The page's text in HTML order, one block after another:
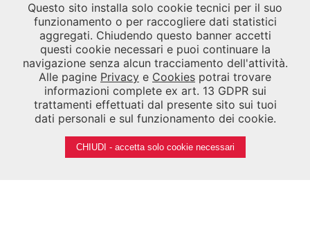
041 5218939
biblioteca.asac@labiennale.org
SEGUICI SU
Questo sito installa solo cookie tecnici per il suo
funzionamento o per raccogliere dati statistici
aggregati. Chiudendo questo banner accetti
questi cookie necessari e puoi continuare la
navigazione senza alcun tracciamento dell'attività.
Alle pagine Privacy e Cookies potrai trovare
informazioni complete ex art. 13 GDPR sui
trattamenti effettuati dal presente sito sui tuoi
dati personali e sul funzionamento dei cookie.
CHIUDI - accetta solo cookie necessari